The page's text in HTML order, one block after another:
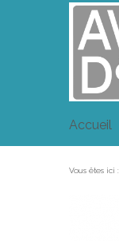
Accueil
Vous êtes ici :